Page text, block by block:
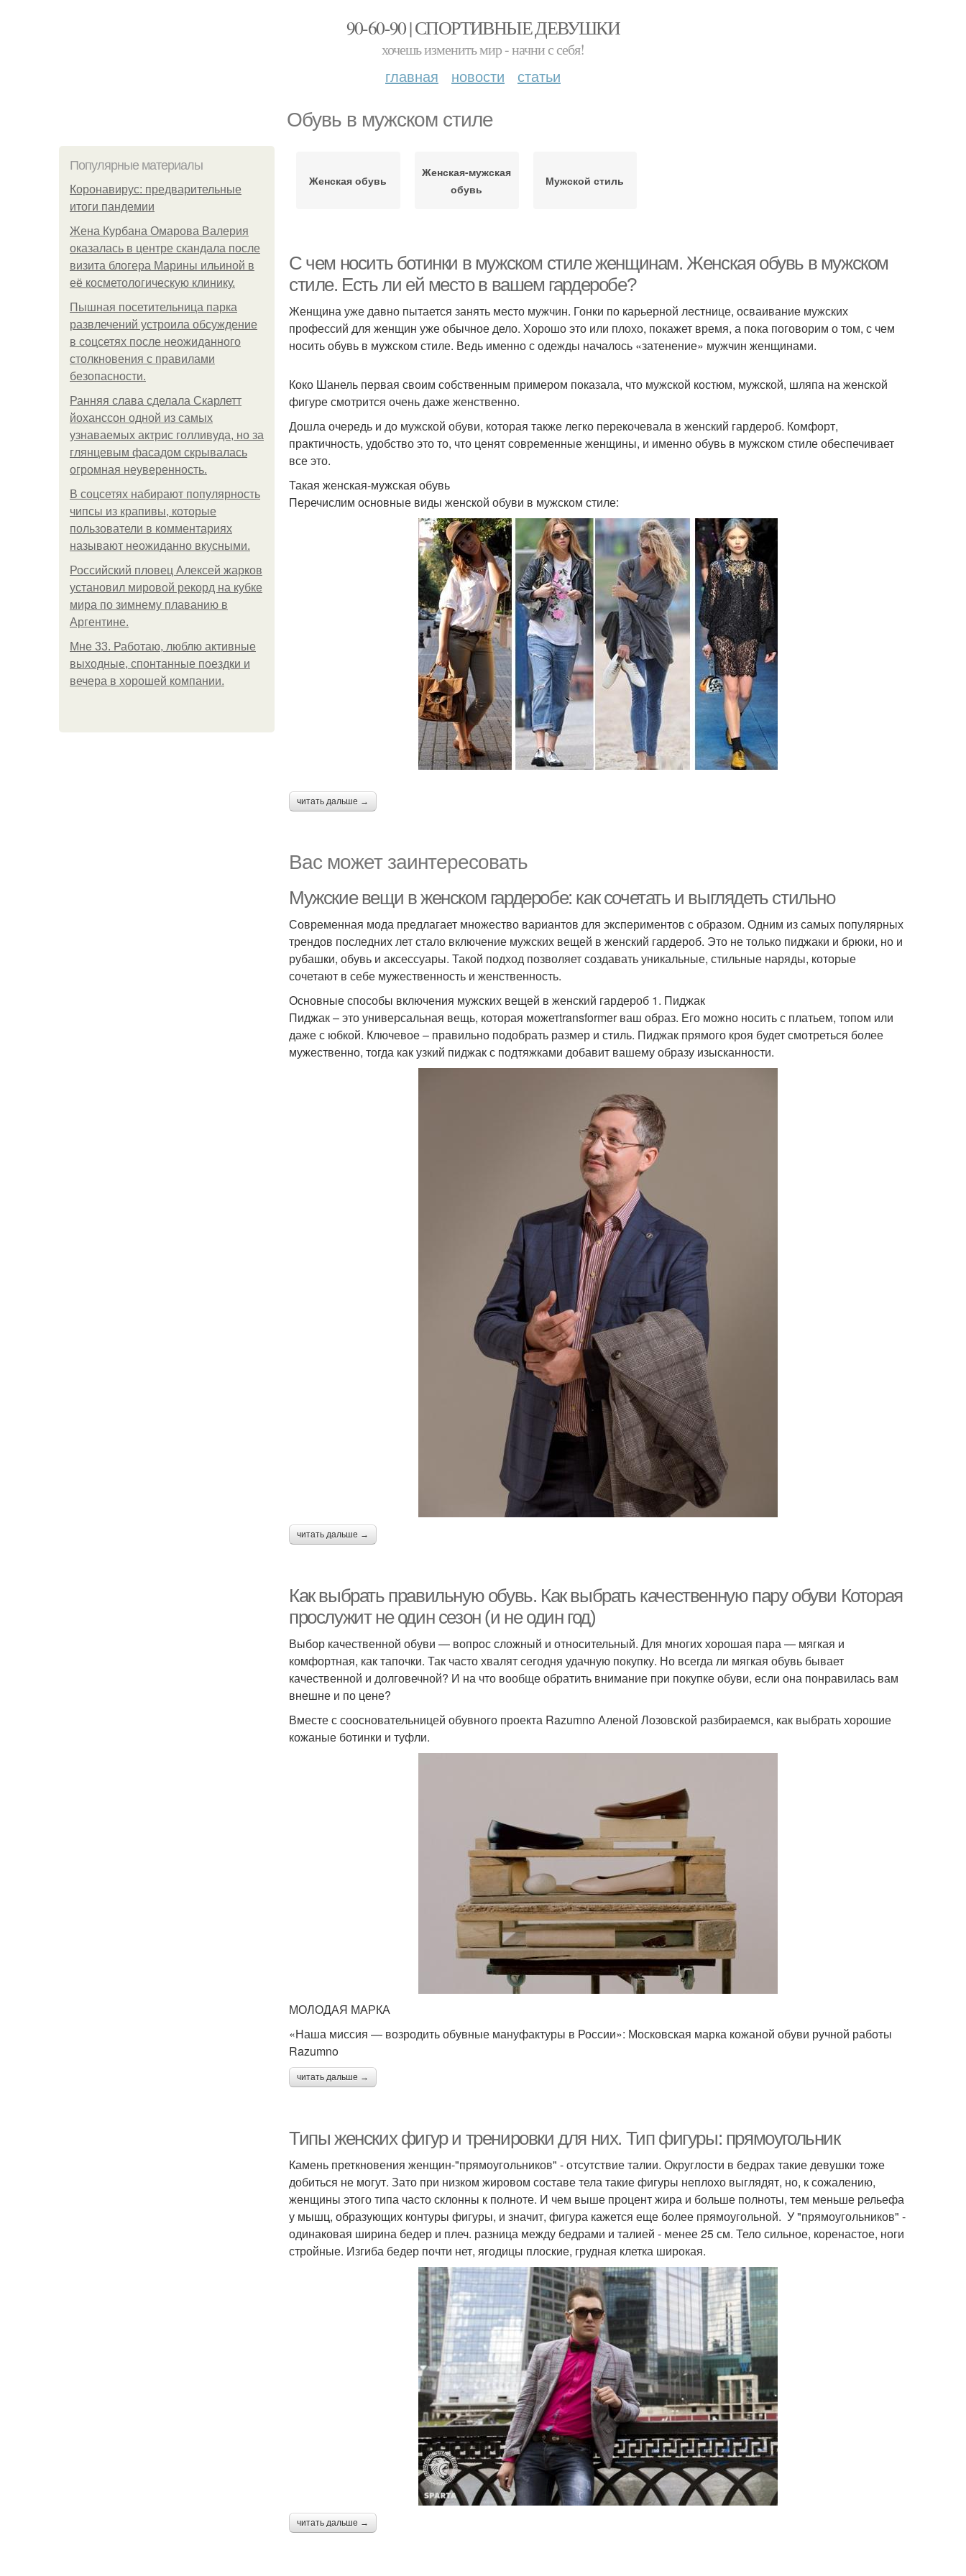
90-60-90 | СПОРТИВНЫЕ ДЕВУШКИ
хочешь изменить мир - начни с себя!
главная новости статьи
Обувь в мужском стиле
Популярные материалы
Коронавирус: предварительные
итоги пандемии
Жена Курбана Омарова Валерия
оказалась в центре скандала после
визита блогера Марины ильиной в
её косметологическую клинику.
Пышная посетительница парка
развлечений устроила обсуждение
в соцсетях после неожиданного
столкновения с правилами
безопасности.
Ранняя слава сделала Скарлетт
йоханссон одной из самых
узнаваемых актрис голливуда, но за
глянцевым фасадом скрывалась
огромная неуверенность.
В соцсетях набирают популярность
чипсы из крапивы, которые
пользователи в комментариях
называют неожиданно вкусными.
Российский пловец Алексей жарков
установил мировой рекорд на кубке
мира по зимнему плаванию в
Аргентине.
Мне 33. Работаю, люблю активные
выходные, спонтанные поездки и
вечера в хорошей компании.
Женская обувь
Женская-мужская
обувь
Мужской стиль
С чем носить ботинки в мужском стиле женщинам. Женская обувь в мужском
стиле. Есть ли ей место в вашем гардеробе?
Женщина уже давно пытается занять место мужчин. Гонки по карьерной лестнице, осваивание мужских
профессий для женщин уже обычное дело. Хорошо это или плохо, покажет время, а пока поговорим о том, с чем
носить обувь в мужском стиле. Ведь именно с одежды началось «затенение» мужчин женщинами.
Коко Шанель первая своим собственным примером показала, что мужской костюм, мужской, шляпа на женской
фигуре смотрится очень даже женственно.
Дошла очередь и до мужской обуви, которая также легко перекочевала в женский гардероб. Комфорт,
практичность, удобство это то, что ценят современные женщины, и именно обувь в мужском стиле обеспечивает
все это.
Такая женская-мужская обувь
Перечислим основные виды женской обуви в мужском стиле:
читать дальше →
Вас может заинтересовать
Мужские вещи в женском гардеробе: как сочетать и выглядеть стильно
Современная мода предлагает множество вариантов для экспериментов с образом. Одним из самых популярных
трендов последних лет стало включение мужских вещей в женский гардероб. Это не только пиджаки и брюки, но и
рубашки, обувь и аксессуары. Такой подход позволяет создавать уникальные, стильные наряды, которые
сочетают в себе мужественность и женственность.
Основные способы включения мужских вещей в женский гардероб 1. Пиджак
Пиджак – это универсальная вещь, которая можетtransformer ваш образ. Его можно носить с платьем, топом или
даже с юбкой. Ключевое – правильно подобрать размер и стиль. Пиджак прямого кроя будет смотреться более
мужественно, тогда как узкий пиджак с подтяжками добавит вашему образу изысканности.
читать дальше →
Как выбрать правильную обувь. Как выбрать качественную пару обуви Которая
прослужит не один сезон (и не один год)
Выбор качественной обуви — вопрос сложный и относительный. Для многих хорошая пара — мягкая и
комфортная, как тапочки. Так часто хвалят сегодня удачную покупку. Но всегда ли мягкая обувь бывает
качественной и долговечной? И на что вообще обратить внимание при покупке обуви, если она понравилась вам
внешне и по цене?
Вместе с соосновательницей обувного проекта Razumno Аленой Лозовской разбираемся, как выбрать хорошие
кожаные ботинки и туфли.
МОЛОДАЯ МАРКА
«Наша миссия — возродить обувные мануфактуры в России»: Московская марка кожаной обуви ручной работы
Razumno
читать дальше →
Типы женских фигур и тренировки для них. Тип фигуры: прямоугольник
Камень преткновения женщин-"прямоугольников" - отсутствие талии. Округлости в бедрах такие девушки тоже
добиться не могут. Зато при низком жировом составе тела такие фигуры неплохо выглядят, но, к сожалению,
женщины этого типа часто склонны к полноте. И чем выше процент жира и больше полноты, тем меньше рельефа
у мышц, образующих контуры фигуры, и значит, фигура кажется еще более прямоугольной. У "прямоугольников" -
одинаковая ширина бедер и плеч. разница между бедрами и талией - менее 25 см. Тело сильное, коренастое, ноги
стройные. Изгиба бедер почти нет, ягодицы плоские, грудная клетка широкая.
читать дальше →